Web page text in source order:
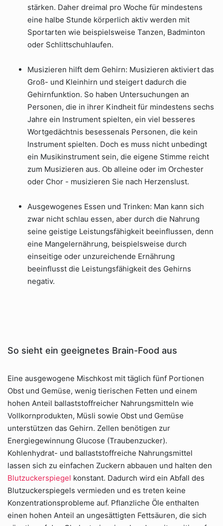
stärken. Daher dreimal pro Woche für mindestens
eine halbe Stunde körperlich aktiv werden mit
Sportarten wie beispielsweise Tanzen, Badminton
oder Schlittschuhlaufen.
Musizieren hilft dem Gehirn: Musizieren aktiviert das
Groß- und Kleinhirn und steigert dadurch die
Gehirnfunktion. So haben Untersuchungen an
Personen, die in ihrer Kindheit für mindestens sechs
Jahre ein Instrument spielten, ein viel besseres
Wortgedächtnis besessenals Personen, die kein
Instrument spielten. Doch es muss nicht unbedingt
ein Musikinstrument sein, die eigene Stimme reicht
zum Musizieren aus. Ob alleine oder im Orchester
oder Chor - musizieren Sie nach Herzenslust.
Ausgewogenes Essen und Trinken: Man kann sich
zwar nicht schlau essen, aber durch die Nahrung
seine geistige Leistungsfähigkeit beeinflussen, denn
eine Mangelernährung, beispielsweise durch
einseitige oder unzureichende Ernährung
beeinflusst die Leistungsfähigkeit des Gehirns
negativ.
So sieht ein geeignetes Brain-Food aus
Eine ausgewogene Mischkost mit täglich fünf Portionen
Obst und Gemüse, wenig tierischen Fetten und einem
hohen Anteil ballaststoffreicher Nahrungsmitteln wie
Vollkornprodukten, Müsli sowie Obst und Gemüse
unterstützen das Gehirn. Zellen benötigen zur
Energiegewinnung Glucose (Traubenzucker).
Kohlenhydrat- und ballaststoffreiche Nahrungsmittel
lassen sich zu einfachen Zuckern abbauen und halten den
Blutzuckerspiegel konstant. Dadurch wird ein Abfall des
Blutzuckerspiegels vermieden und es treten keine
Konzentrationsprobleme auf. Pflanzliche Öle enthalten
einen hohen Anteil an ungesättigten Fettsäuren, die sich